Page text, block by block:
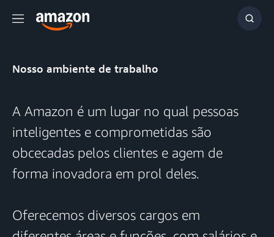
Menu
Nosso ambiente de trabalho
A Amazon é um lugar no qual pessoas
inteligentes e comprometidas são
obcecadas pelos clientes e agem de
forma inovadora em prol deles.
Oferecemos diversos cargos em